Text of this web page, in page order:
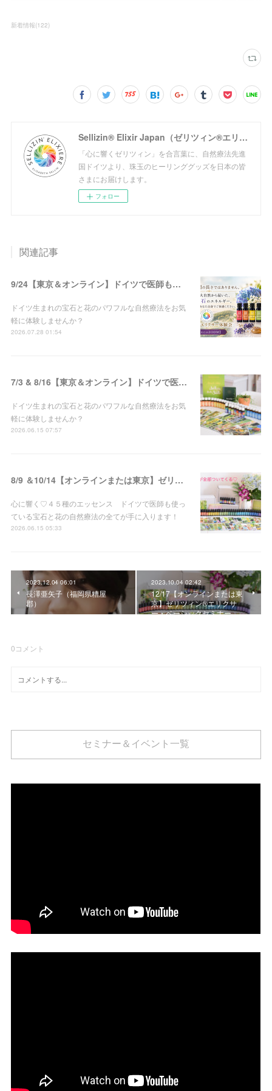
新着情報(122)
Sellizin® Elixir Japan（ゼリツィン®エリクサージャパン公式サイト）
「心に響くゼリツィン」を合言葉に、自然療法先進
国ドイツより、珠玉のヒーリンググッズを日本の皆
さまにお届けします。
フォロー
関連記事
9/24【東京＆オンライン】ドイツで医師も使う！!宝石と花の自然療法♡ゼリツィン®エリクサー体験会 開催
ドイツ生まれの宝石と花のパワフルな自然療法をお気
軽に体験しませんか？
2026.07.28 01:54
7/3 & 8/16【東京＆オンライン】ドイツで医師も使う！!宝石と花の自然療法♡ゼリツィン®エリクサー体験会 開催
ドイツ生まれの宝石と花のパワフルな自然療法をお気
軽に体験しませんか？
2026.06.15 07:57
8/9 ＆10/14【オンラインまたは東京】ゼリツィン®エリクサー・ベーシックセミナー 開催決定
心に響く♡４５種のエッセンス ドイツで医師も使っ
ている宝石と花の自然療法の全てが手に入ります！
2026.06.15 05:33
2023.12.04 06:01
長澤亜矢子（福岡県糟屋
郡）
2023.10.04 02:42
12/17【オンラインまたは東
京】ゼリツィン®エリクサ
ー・ベーシックセミナー …
0コメント
セミナー＆イベント一覧